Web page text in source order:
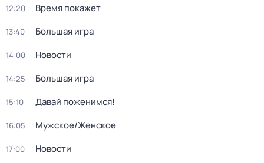
12:20 Время покажет
13:40 Большая игра
14:00 Новости
14:25 Большая игра
15:10 Давай поженимся!
16:05 Мужское/Женское
17:00 Новости